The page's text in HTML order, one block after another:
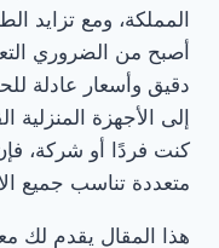
المملكة، ومع تزايد
أصبح من الضروري
دقيق وأسعار عادلة
إلى الأجهزة
كنت فردًا أو شركة،
متعددة تناسب جميع
هذا المقال يقدم لك